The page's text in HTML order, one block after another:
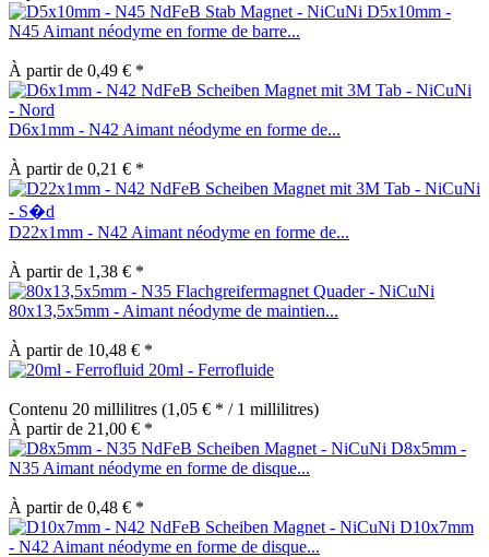
D5x10mm -
N45 Aimant néodyme en forme de barre...
À partir de 0,49 € *
D6x1mm - N42 Aimant néodyme en forme de...
À partir de 0,21 € *
D22x1mm - N42 Aimant néodyme en forme de...
À partir de 1,38 € *
80x13,5x5mm - Aimant néodyme de maintien...
À partir de 10,48 € *
20ml - Ferrofluide
Contenu 20 millilitres (1,05 € * / 1 millilitres)
À partir de 21,00 € *
D8x5mm -
N35 Aimant néodyme en forme de disque...
À partir de 0,48 € *
D10x7mm
- N42 Aimant néodyme en forme de disque...